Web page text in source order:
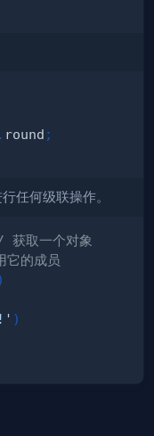
. round ;
任何级联操作。
获取一个对象
的成员
)